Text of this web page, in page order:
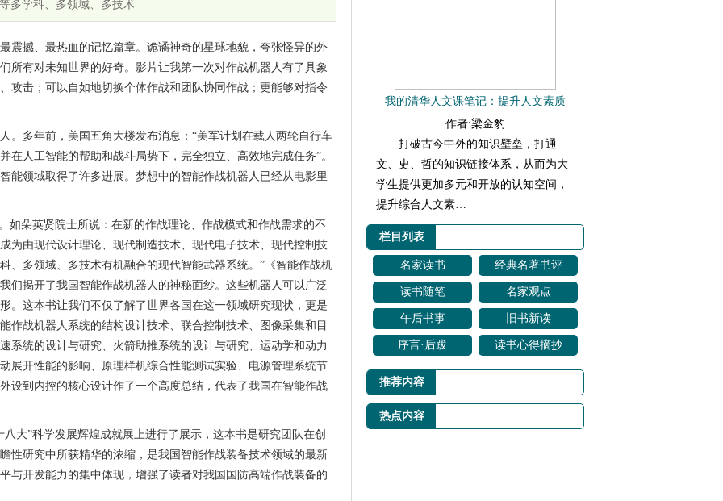
多学科、多领域、多技术
震撼、最热血的记忆篇章。诡谲神奇的星球地貌，夸张怪异的外
所有对未知世界的好奇。影片让我第一次对作战机器人有了具象
攻击；可以自如地切换个体作战和团队协同作战；更能够对指令
。多年前，美国五角大楼发布消息：“美军计划在载人两轮自行车
在人工智能的帮助和战斗局势下，完全独立、高效地完成任务”。
能领域取得了许多进展。梦想中的智能作战机器人已经从电影里
如朵英贤院士所说：在新的作战理论、作战模式和作战需求的不
为由现代设计理论、现代制造技术、现代电子技术、现代控制技
、多领域、多技术有机融合的现代智能武器系统。”《智能作战机
们揭开了我国智能作战机器人的神秘面纱。这些机器人可以广泛
。这本书让我们不仅了解了世界各国在这一领域研究现状，更是
作战机器人系统的结构设计技术、联合控制技术、图像采集和目
系统的设计与研究、火箭助推系统的设计与研究、运动学和动力
展开性能的影响、原理样机综合性能测试实验、电源管理系统节
设到内控的核心设计作了一个高度总结，代表了我国在智能作战
大”科学发展辉煌成就展上进行了展示，这本书是研究团队在创
性研究中所获精华的浓缩，是我国智能作战装备技术领域的最新
与开发能力的集中体现，增强了读者对我国国防高端作战装备的
我的清华人文课笔记：提升人文素质
作者:梁金豹
打破古今中外的知识壁垒，打通
文、史、哲的知识链接体系，从而为大
学生提供更加多元和开放的认知空间，
提升综合人文素…
栏目列表
名家读书 经典名著书评
读书随笔 名家观点
午后书事 旧书新读
序言·后跋 读书心得摘抄
推荐内容
热点内容